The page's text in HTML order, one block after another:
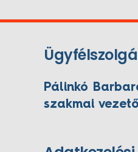
Pálinkó
szakmai vezető